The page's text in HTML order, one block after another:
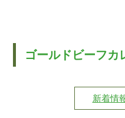
ゴールドビーフカ
新着情